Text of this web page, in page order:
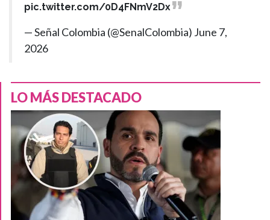
pic.twitter.com/0D4FNmV2Dx
— Señal Colombia (@SenalColombia) June 7,
2026
LO MÁS DESTACADO